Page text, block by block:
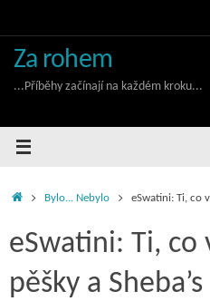
Za rohem
...Příběhy začínají na každém kroku...
HomeBylo... Nebylo eSwatini: Ti, co
eSwatini: Ti, co
pěšky a